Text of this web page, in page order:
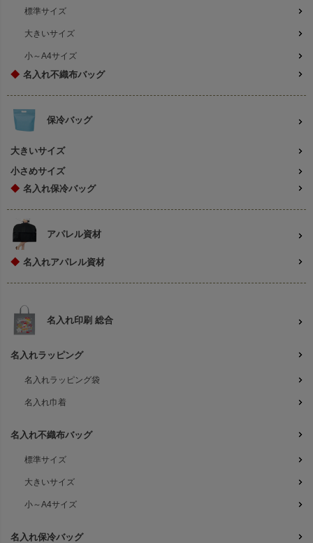
標準サイズ
大きいサイズ
小～A4サイズ
◆ 名入れ不織布バッグ
保冷バッグ
大きいサイズ
小さめサイズ
◆ 名入れ保冷バッグ
アパレル資材
◆ 名入れアパレル資材
名入れ印刷 総合
名入れラッピング
名入れラッピング袋
名入れ巾着
名入れ不織布バッグ
標準サイズ
大きいサイズ
小～A4サイズ
名入れ保冷バッグ